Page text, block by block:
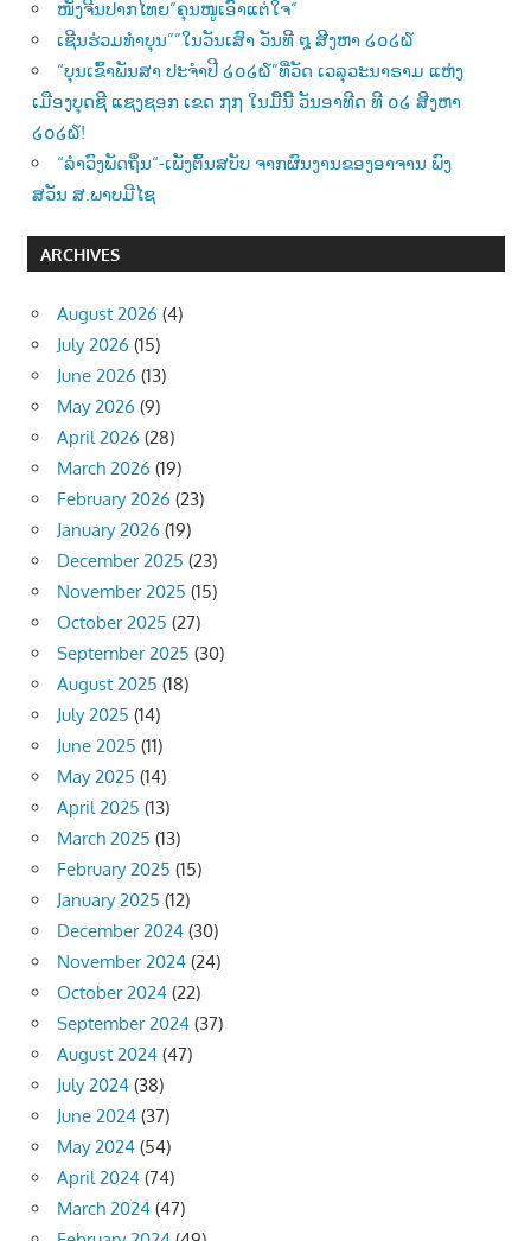
ໜັງຈີນປາກໄທຍ”ຄຸນໜູເອົາແຕ່ໃຈ”
ເຊີນຮ່ວມທຳບຸນ””ໃນວັນເສົາ ວັນທີ ໘ ສີງຫາ ໒໐໒໖
“ບຸນເຂົ້າພັນສາ ປະຈຳປີ ໒໐໒໖”ທີ່ວັດ ເວລຸວະນາຣາມ ແຫ່ງ
ເມືອງບຸດຊີ ແຊງຊອກ ເຂດ ໗໗ ໃນມື້ນີ້ ວັນອາທີດ ທີ ໐໒ ສີງຫາ
໒໐໒໖!
“ລຳວົງພັດຖິ່ນ“-ເພັງຕົ້ນສບັບ ຈາກຜົນງານຂອງອາຈານ ພົງ
ສວັນ ສ.ພາບມີໄຊ
ARCHIVES
August 2026 (4)
July 2026 (15)
June 2026 (13)
May 2026 (9)
April 2026 (28)
March 2026 (19)
February 2026 (23)
January 2026 (19)
December 2025 (23)
November 2025 (15)
October 2025 (27)
September 2025 (30)
August 2025 (18)
July 2025 (14)
June 2025 (11)
May 2025 (14)
April 2025 (13)
March 2025 (13)
February 2025 (15)
January 2025 (12)
December 2024 (30)
November 2024 (24)
October 2024 (22)
September 2024 (37)
August 2024 (47)
July 2024 (38)
June 2024 (37)
May 2024 (54)
April 2024 (74)
March 2024 (47)